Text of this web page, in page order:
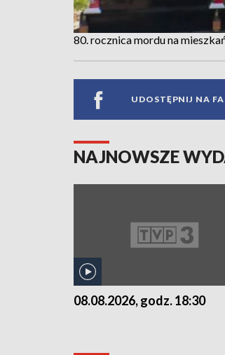
80. rocznica mordu na
UDOSTĘPNIJ NA
NAJNOWSZE
08.08.2026, godz. 18:30